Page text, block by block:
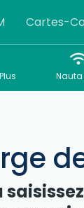
Cartes-
Nauta